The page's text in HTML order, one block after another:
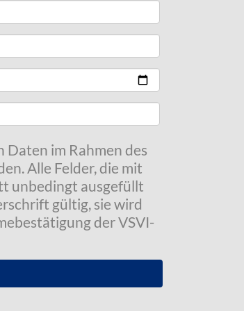
Daten im Rahmen des
Alle Felder, die mit
unbedingt ausgefüllt
gültig, sie wird
der VSVI-